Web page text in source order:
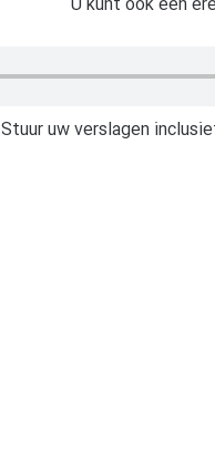
Stuur uw verslagen